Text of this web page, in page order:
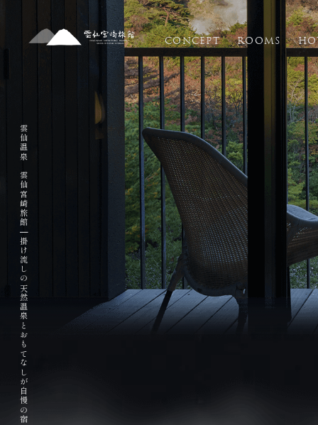
CONCEPT ROOMS
雲仙温泉 雲仙宮崎旅館
|
掛け流しの天然温泉とおもてなしが自慢の宿
HOME
CONCEPT
ROOMS
PREMIUM FLOOR
HOT SPRING